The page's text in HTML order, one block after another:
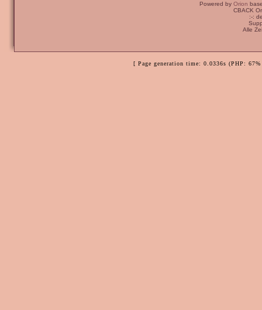
Powered by Orion
CBACK
:-:
Alle
[ Page generation time: 0.0336s (PHP: